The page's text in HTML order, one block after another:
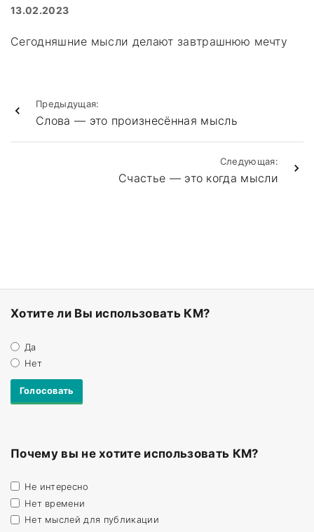
13.02.2023
Сегодняшние мысли делают завтрашнюю мечту
Предыдущая:
Слова — это произнесённая мысль
Следующая:
Счастье — это когда мысли
Хотите ли Вы использовать КМ?
Да
Нет
Почему вы не хотите использовать КМ?
Не интересно
Нет времени
Нет мыслей для публикации